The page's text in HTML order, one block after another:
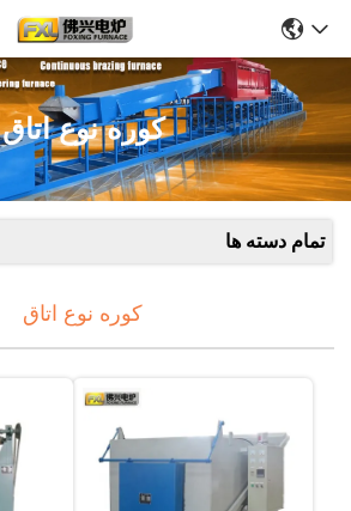
کوره نوع اتاق
تمام دسته ها
کوره نوع اتاق